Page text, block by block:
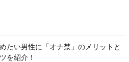
たい男性に「オナ禁」のメリットと
を紹介！